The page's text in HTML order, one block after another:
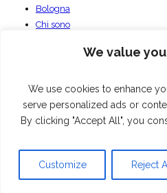
We value
We use cookies to enhance
serve personalized ads or
By clicking "Accept All", you
Customize Reject All
Bologna
Chi sono
Documenti PDF
Benvenuto
Blog Bologna Chi sono